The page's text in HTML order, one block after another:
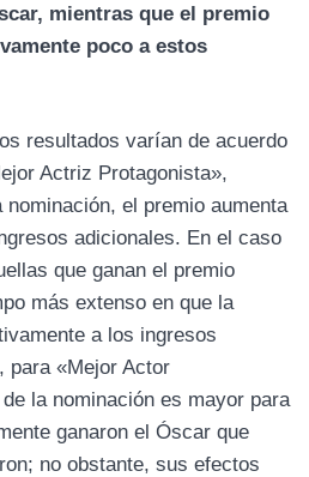
mientras que el premio
poco a estos
resultados varían de acuerdo
Actriz Protagonista»,
el premio aumenta
adicionales. En el caso
que ganan el premio
más extenso en que la
a los ingresos
para «Mejor Actor
la nominación es mayor para
ganaron el Óscar que
no obstante, sus efectos